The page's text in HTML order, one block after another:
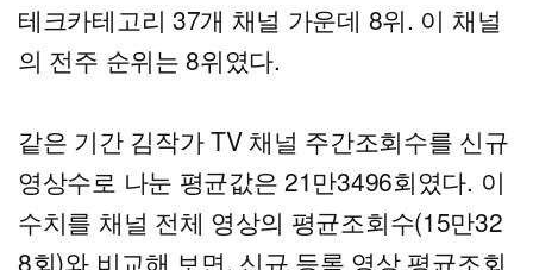
테크카테고리 37개 채널 가운데 8위. 이 채널
의 전주 순위는 8위였다.
같은 기간 김작가 TV 채널 주간조회수를 신규
영상수로 나눈 평균값은 21만3496회였다. 이
수치를 채널 전체 영상의 평균조회수(15만32
8회)와 비교해 보면, 신규 등록 영상 평균조회